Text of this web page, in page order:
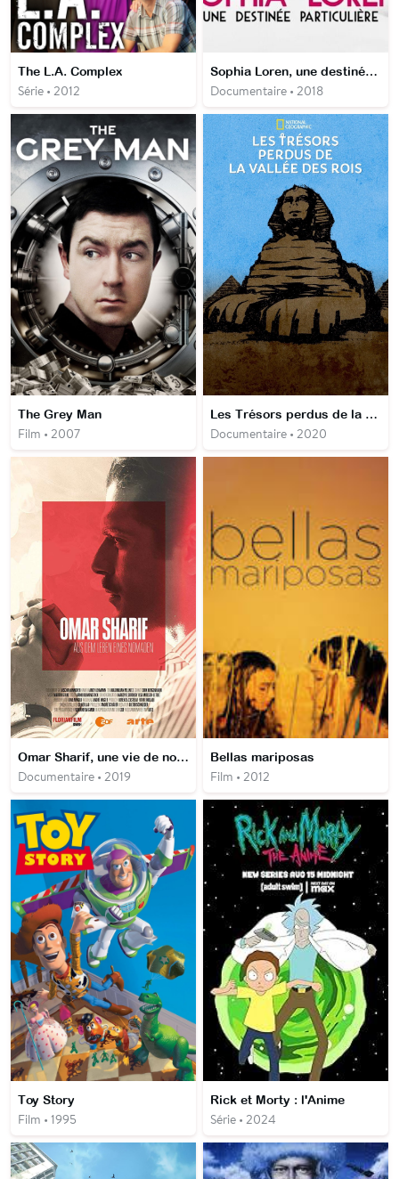
The L.A. Complex
Série • 2012
Sophia Loren, une destinée particulière
Documentaire • 2018
The Grey Man
Film • 2007
Les Trésors perdus de la vallée des rois
Documentaire • 2020
Omar Sharif, une vie de nomade
Documentaire • 2019
Bellas mariposas
Film • 2012
Toy Story
Film • 1995
Rick et Morty : l'Anime
Série • 2024